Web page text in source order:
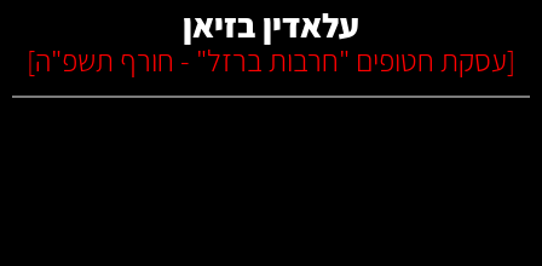
עלאדין בזיאן
[עסקת חטופים "חרבות ברזל" - חורף תשפ"ה]